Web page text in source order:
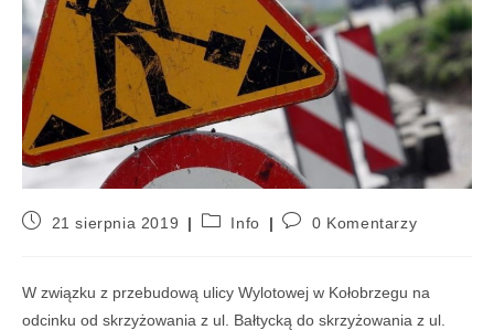
21 sierpnia 2019 Info 0 Komentarzy
W związku z przebudową ulicy Wylotowej w Kołobrzegu na
odcinku od skrzyżowania z ul. Bałtycką do skrzyżowania z ul.